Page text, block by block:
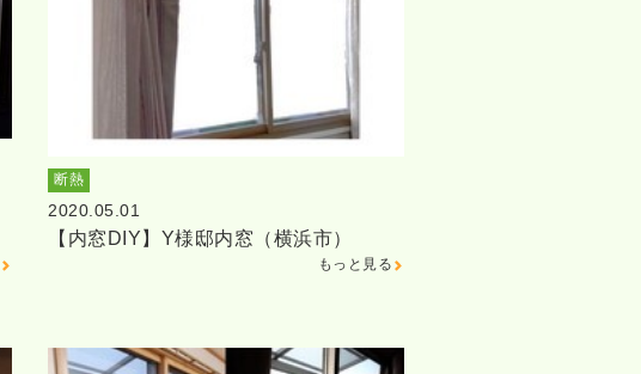
断熱
2020.05.01
【内窓DIY】Y様邸内窓（横浜市）
もっと見る